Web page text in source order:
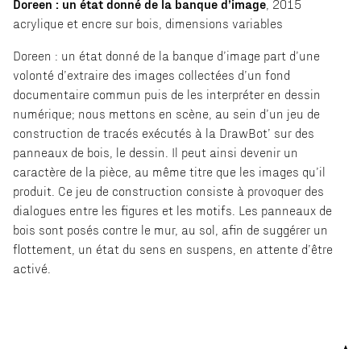
Doreen : un état donné de la banque d’image , 2015
acrylique et encre sur bois, dimensions variables
Doreen : un état donné de la banque d’image part d’une
volonté d’extraire des images collectées d’un fond
documentaire commun puis de les interpréter en dessin
numérique; nous mettons en scène, au sein d’un jeu de
construction de tracés exécutés à la DrawBot’ sur des
panneaux de bois, le dessin. Il peut ainsi devenir un
caractère de la pièce, au même titre que les images qu’il
produit. Ce jeu de construction consiste à provoquer des
dialogues entre les figures et les motifs. Les panneaux de
bois sont posés contre le mur, au sol, afin de suggérer un
flottement, un état du sens en suspens, en attente d’être
activé.